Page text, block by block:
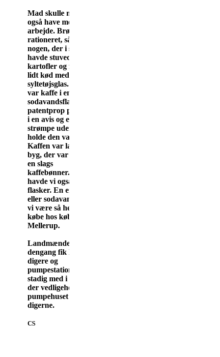
Mad skulle man jo
også have med på
arbejde. Brødet var
rationeret, så der var
nogen, der i stedet
havde stuvede
kartofler og flæsk eller
lidt kød med i et
syltetøjsglas. Drikken
var kaffe i en
sodavandsflaske med
patentprop pakket ind
i en avis og en gammel
strømpe udenom for at
holde den varm.
Kaffen var lavet af
byg, der var brændt til
en slags
kaffebønner.Postevand
havde vi også
flasker. En enkelt øl
eller sodavand kunne
vi være så heldige at
købe hos købmanden i
Mellerup.
Landmændene, der
dengang fik lavet
digere og
pumpestationen, er
stadig med i Digelaget,
der vedligeholder
pumpehuset og
digerne.
CS